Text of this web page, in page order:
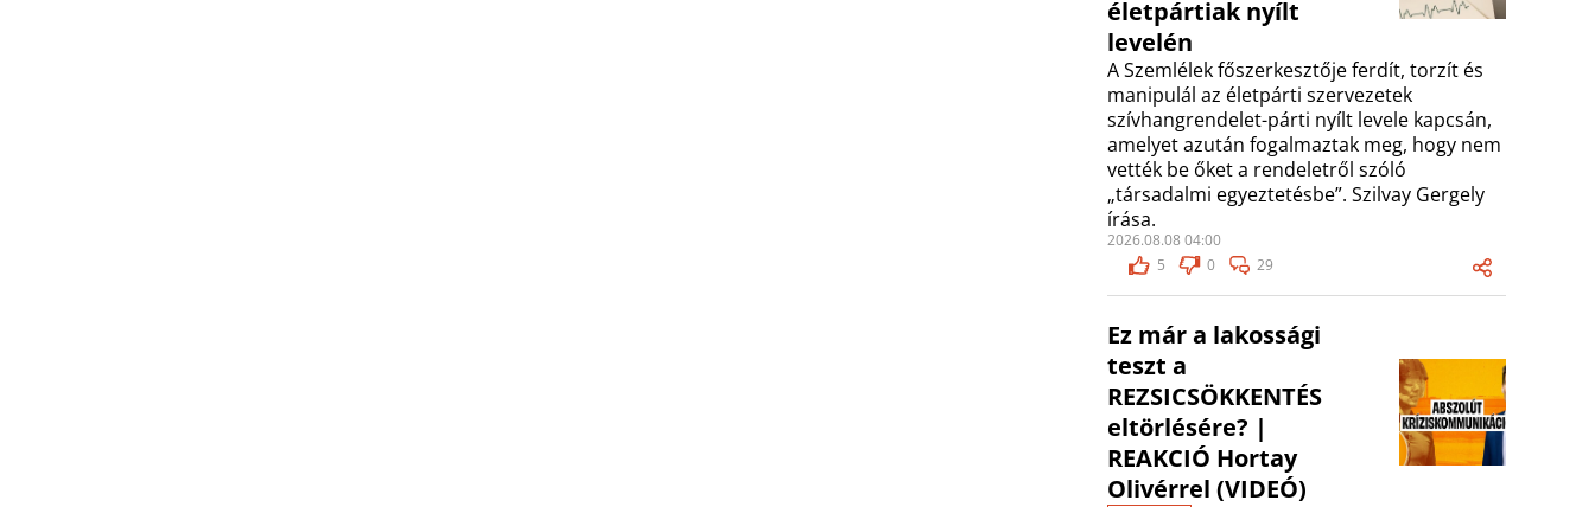
életpártiak nyílt
levelén
A Szemlélek főszerkesztője ferdít, torzít és
manipulál az életpárti szervezetek
szívhangrendelet-párti nyílt levele kapcsán,
amelyet azután fogalmaztak meg, hogy nem
vették be őket a rendeletről szóló
„társadalmi egyeztetésbe”. Szilvay Gergely
írása.
2026.08.08 04:00
5
0 29
Ez már a lakossági
teszt a
REZSICSÖKKENTÉS
eltörlésére? |
REAKCIÓ Hortay
Olivérrel (VIDEÓ)